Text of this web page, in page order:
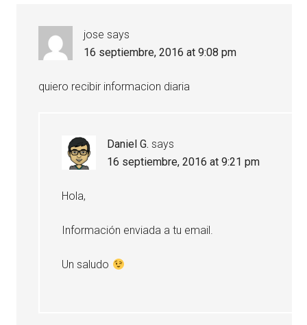
jose says
16 septiembre, 2016 at 9:08 pm
quiero recibir informacion diaria
Daniel G. says
16 septiembre, 2016 at 9:21 pm
Hola,
Información enviada a tu email.
Un saludo